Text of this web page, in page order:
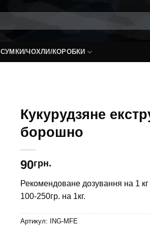
СУМКИ/ЧОХЛИ/КОРОБКИ
Кукурудзяне
борошно
90грн.
Рекомендоване дозування на 1 кг
100-250гр. на 1кг.
Артикул: ING-MFE